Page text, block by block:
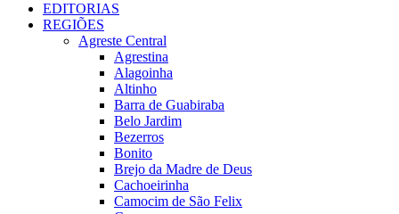
EDITORIAS
REGIÕES
Agreste Central
Agrestina
Alagoinha
Altinho
Barra de Guabiraba
Belo Jardim
Bezerros
Bonito
Brejo da Madre de Deus
Cachoeirinha
Camocim de São Felix